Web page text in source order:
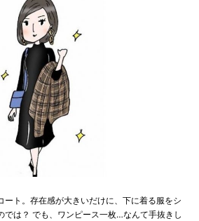
ート。存在感が大きいだけに、下に着る服をシ
では？ でも、ワンピース一枚…なんて手抜きし